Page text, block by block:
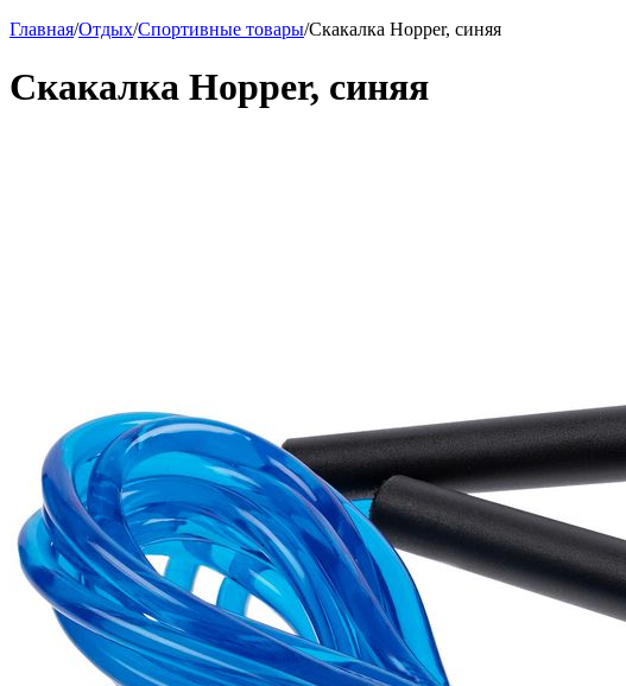
Главная/Отдых/Спортивные товары/Скакалка Hopper, синяя
Скакалка Hopper, синяя